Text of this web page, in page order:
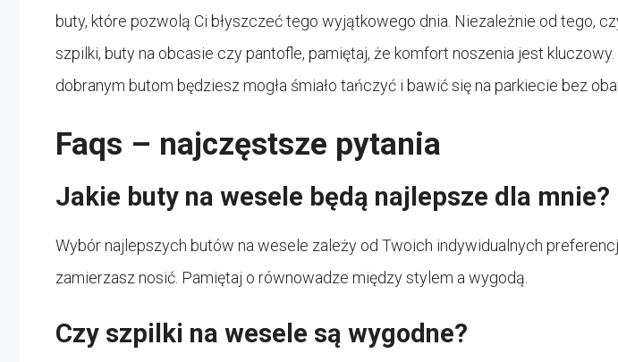
buty, które pozwolą Ci błyszczeć tego wyjątkowego dnia. Niezależnie od tego,
szpilki, buty na obcasie czy pantofle, pamiętaj, że komfort noszenia jest
dobranym butom będziesz mogła śmiało tańczyć i bawić się na parkiecie bez
Faqs – najczęstsze pytania
Jakie buty na wesele będą najlepsze dla mnie?
Wybór najlepszych butów na wesele zależy od Twoich indywidualnych
zamierzasz nosić. Pamiętaj o równowadze między stylem a wygodą.
Czy szpilki na wesele są wygodne?